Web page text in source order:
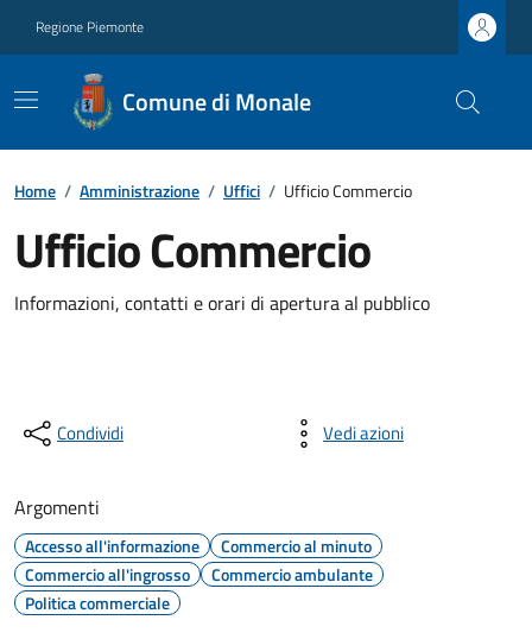
Regione Piemonte
Comune di Monale
Home / Amministrazione / Uffici / Ufficio Commercio
Ufficio Commercio
Informazioni, contatti e orari di apertura al pubblico
Condividi Vedi azioni
Argomenti
Accesso all'informazione
Commercio al minuto
Commercio all'ingrosso
Commercio ambulante
Politica commerciale